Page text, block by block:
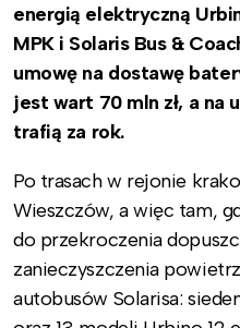
energią elektryczną
MPK i Solaris Bus &
umowę na dostawę
jest wart 70 mln zł, a na
trafią za rok.
Po trasach w rejonie
Wieszczów, a więc tam,
do przekroczenia
zanieczyszczenia
autobusów Solarisa: